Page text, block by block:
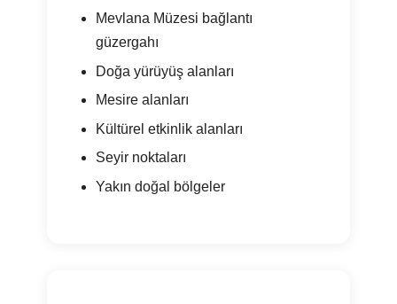
Mevlana Müzesi bağlantı
güzergahı
Doğa yürüyüş alanları
Mesire alanları
Kültürel etkinlik alanları
Seyir noktaları
Yakın doğal bölgeler